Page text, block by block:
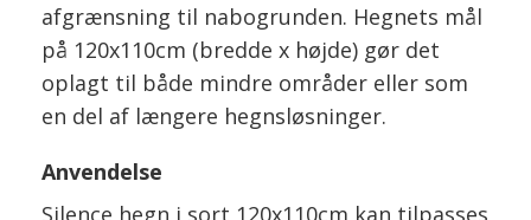
afgrænsning til nabogrunden. Hegnets mål
på 120x110cm (bredde x højde) gør det
oplagt til både mindre områder eller som
en del af længere hegnsløsninger.
Anvendelse
Silence hegn i sort 120x110cm kan tilpasses